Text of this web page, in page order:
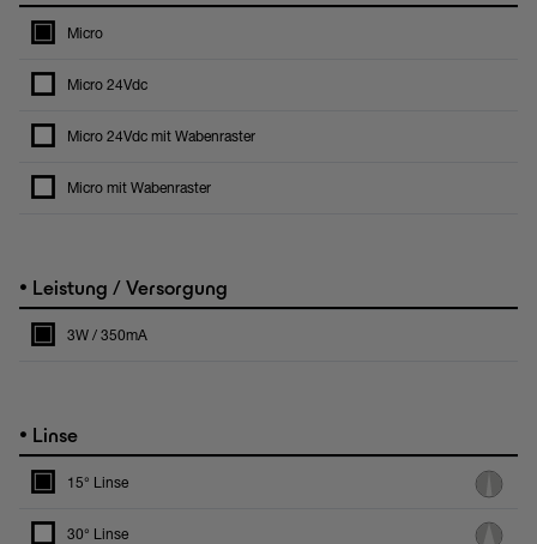
Micro
Micro 24Vdc
Micro 24Vdc mit Wabenraster
Micro mit Wabenraster
• Leistung / Versorgung
3W / 350mA
• Linse
15° Linse
30° Linse